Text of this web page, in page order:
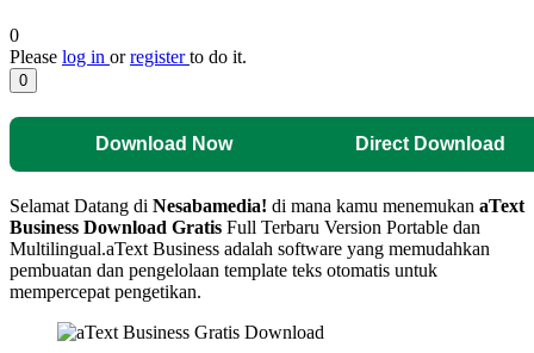
0
Please log in orregisterto do it.
0
Download Now Direct Download
Selamat Datang di Nesabamedia! di mana kamu menemukan aText
Business Download Gratis Full Terbaru Version Portable dan
Multilingual.aText Business adalah software yang memudahkan
pembuatan dan pengelolaan template teks otomatis untuk
mempercepat pengetikan.